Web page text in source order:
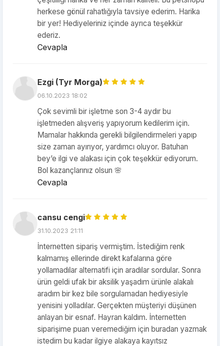
herkese gönül rahatlığıyla tavsiye ederim. Harika
bir yer! Hediyeleriniz içinde ayrıca teşekkür
ederiz.
Cevapla
Ezgi (Tyr Morga)
06.10.2023 18:02
Çok sevimli bir işletme son 3-4 aydır bu
işletmeden alışveriş yapıyorum kedilerim için.
Mamalar hakkında gerekli bilgilendirmeleri yapıp
size zaman ayırıyor, yardımcı oluyor. Batuhan
bey’e ilgi ve alakası için çok teşekkür ediyorum.
Bol kazançlarınız olsun 🌸
Cevapla
cansu cengi
31.10.2023 21:11
İnternetten sipariş vermiştim. İstediğim renk
kalmamış ellerinde direkt kafalarına göre
yollamadılar alternatifi için aradılar sordular. Sonra
ürün geldi ufak bir aksilik yaşadım ürünle alakalı
aradım bir kez bile sorgulamadan hediyesiyle
yenisini yolladılar. Gerçekten müşteriyi düşünen
anlayan bir esnaf. Hayran kaldım. İnternetten
siparişime puan veremediğim için buradan yazmak
istedim bu kadar ilgiye alakaya kayıtsız